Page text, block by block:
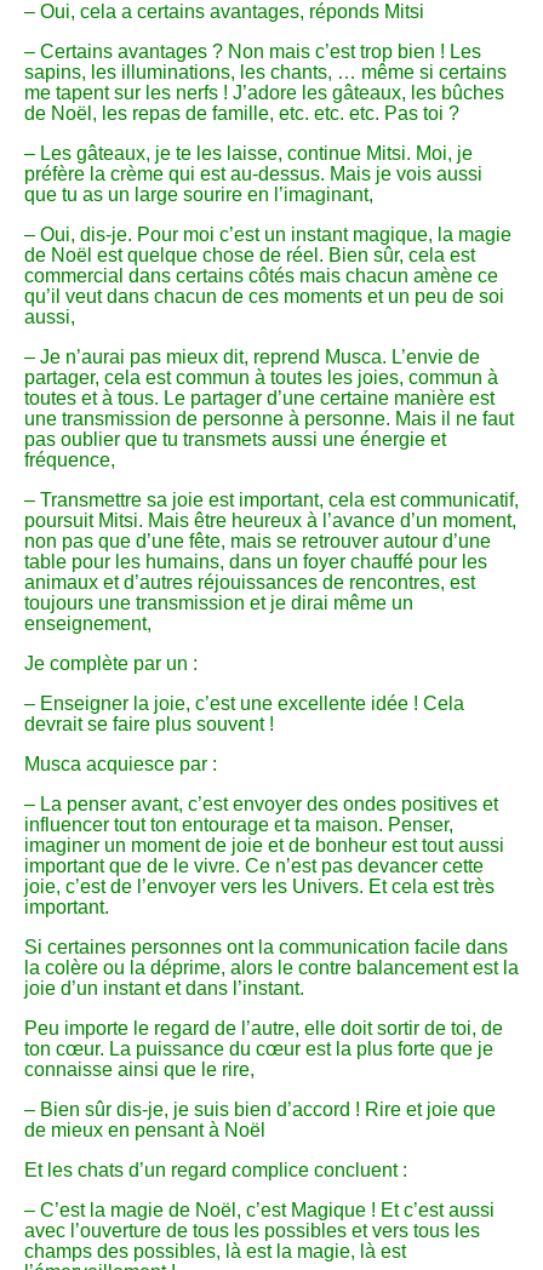
– Oui, cela a certains avantages, réponds Mitsi
– Certains avantages ? Non mais c’est trop bien ! Les
sapins, les illuminations, les chants, … même si certains
me tapent sur les nerfs ! J’adore les gâteaux, les bûches
de Noël, les repas de famille, etc. etc. etc. Pas toi ?
– Les gâteaux, je te les laisse, continue Mitsi. Moi, je
préfère la crème qui est au-dessus. Mais je vois aussi
que tu as un large sourire en l’imaginant,
– Oui, dis-je. Pour moi c’est un instant magique, la magie
de Noël est quelque chose de réel. Bien sûr, cela est
commercial dans certains côtés mais chacun amène ce
qu’il veut dans chacun de ces moments et un peu de soi
aussi,
– Je n’aurai pas mieux dit, reprend Musca. L’envie de
partager, cela est commun à toutes les joies, commun à
toutes et à tous. Le partager d’une certaine manière est
une transmission de personne à personne. Mais il ne faut
pas oublier que tu transmets aussi une énergie et
fréquence,
– Transmettre sa joie est important, cela est communicatif,
poursuit Mitsi. Mais être heureux à l’avance d’un moment,
non pas que d’une fête, mais se retrouver autour d’une
table pour les humains, dans un foyer chauffé pour les
animaux et d’autres réjouissances de rencontres, est
toujours une transmission et je dirai même un
enseignement,
Je complète par un :
– Enseigner la joie, c’est une excellente idée ! Cela
devrait se faire plus souvent !
Musca acquiesce par :
– La penser avant, c’est envoyer des ondes positives et
influencer tout ton entourage et ta maison. Penser,
imaginer un moment de joie et de bonheur est tout aussi
important que de le vivre. Ce n’est pas devancer cette
joie, c’est de l’envoyer vers les Univers. Et cela est très
important.
Si certaines personnes ont la communication facile dans
la colère ou la déprime, alors le contre balancement est la
joie d’un instant et dans l’instant.
Peu importe le regard de l’autre, elle doit sortir de toi, de
ton cœur. La puissance du cœur est la plus forte que je
connaisse ainsi que le rire,
– Bien sûr dis-je, je suis bien d’accord ! Rire et joie que
de mieux en pensant à Noël
Et les chats d’un regard complice concluent :
– C’est la magie de Noël, c’est Magique ! Et c’est aussi
avec l’ouverture de tous les possibles et vers tous les
champs des possibles, là est la magie, là est